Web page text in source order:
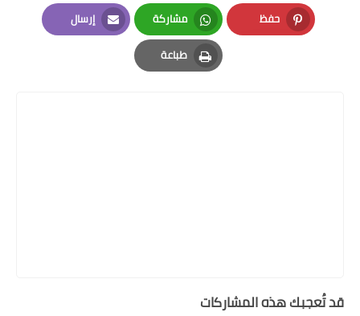
Facebook
Twitter
LinkedIn
حفظ
Pinterest
مشاركة
Whatsapp
إرسال
Email
طباعة
Print
قد تُعجبك هذه المشاركات